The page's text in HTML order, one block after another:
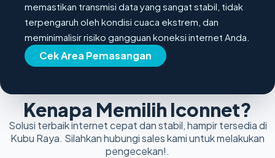
memastikan transmisi data yang sangat stabil, tidak
terpengaruh oleh kondisi cuaca ekstrem, dan
meminimalisir risiko gangguan koneksi internet Anda.
Cek Area Pemasangan
Kenapa Memilih Iconnet?
Solusi terbaik internet cepat dan stabil, hampir tersedia di
Kubu Raya. Silahkan hubungi sales kami untuk melakukan
pengecekan!.